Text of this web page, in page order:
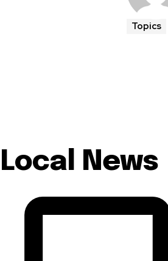
Topics
Local News